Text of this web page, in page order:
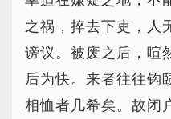
之祸，捽去下吏，人
谤议。被废之后，喧
后为快。来者往往钩
相恤者几希矣。故闭